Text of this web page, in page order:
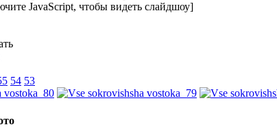
JavaScript, чтобы видеть слайдшоу]
54 53